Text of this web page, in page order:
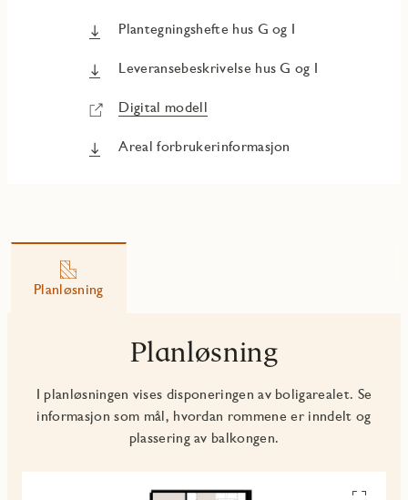
Plantegningshefte hus G og I
Leveransebeskrivelse hus G og I
Digital modell
Areal forbrukerinformasjon
Planløsning
Planløsning
I planløsningen vises disponeringen av boligarealet. Se
informasjon som mål, hvordan rommene er inndelt og
plassering av balkongen.